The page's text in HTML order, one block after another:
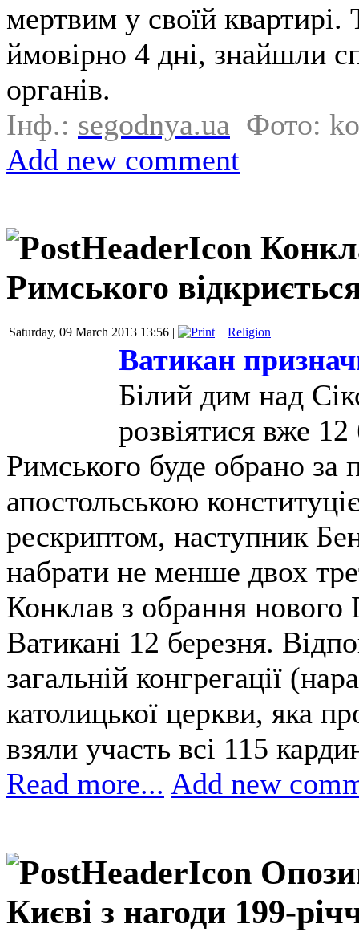
мертвим у своїй квартирі.
ймовірно 4 дні, знайшли
органів.
Інф.: segodnya.ua Фото:
Add new comment
Римського
Saturday, 09 March 2013 13:56 | Religion
Ватикан
Білий дим над
розвіятися вже
Римського буде обрано
апостольською
рескриптом, наступник
набрати не менше двох
Конклав з обрання нового
Ватикані 12 березня.
загальній конгрегації
католицької церкви, яка
взяли участь всі 115
Read more... Add new
Києві з нагоди 199-